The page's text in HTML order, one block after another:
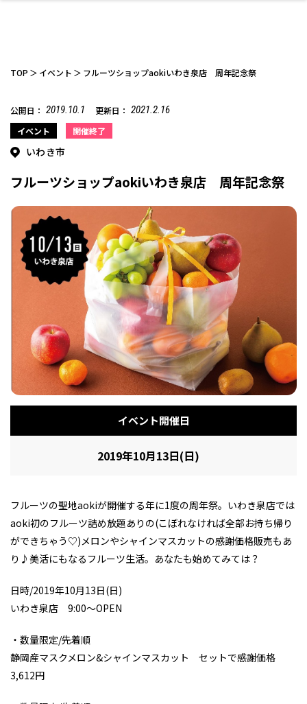
カフェ
お酒 洋食 中華
和食 わんぱく 福島ローカルグル
メ
ランチ
開成山公園
デート・友達と ひとりで アウトドア
温泉 体験 名所
その他
美容室
美容アイテム エイジングケア メンズ
フィットネス・や
せたい
鍼灸・整体・リラ
クゼーション
まつ毛サロン
その他
ファッション
スポーツ・アウト
ドア
ギフト・お土産 キッズ
インテリア 食品・酒 生活を彩るモノ
お仕事探し
保険 病院・クリニック ペット
趣味・スキルアッ
プ
保育園・こども園 子どもの習い事・
塾
その他
家づくり
リフォーム・リノ
ベーション
自治体インフォ その他
TOP イベント フルーツショップaokiいわき泉店 周年記念祭
公開日： 2019.10.1 更新日： 2021.2.16
イベント 開催終了
いわき市
フルーツショップaokiいわき泉店 周年記念祭
イベント開催日
2019年10月13日(日)
フルーツの聖地aokiが開催する年に1度の周年祭。いわき泉店では
aoki初のフルーツ詰め放題ありの(こぼれなければ全部お持ち帰り
ができちゃう♡)メロンやシャインマスカットの感謝価格販売もあ
り♪美活にもなるフルーツ生活。あなたも始めてみては？
日時/2019年10月13日(日)
いわき泉店 9:00～OPEN
・数量限定/先着順
静岡産マスクメロン&シャインマスカット セットで感謝価格
3,612円